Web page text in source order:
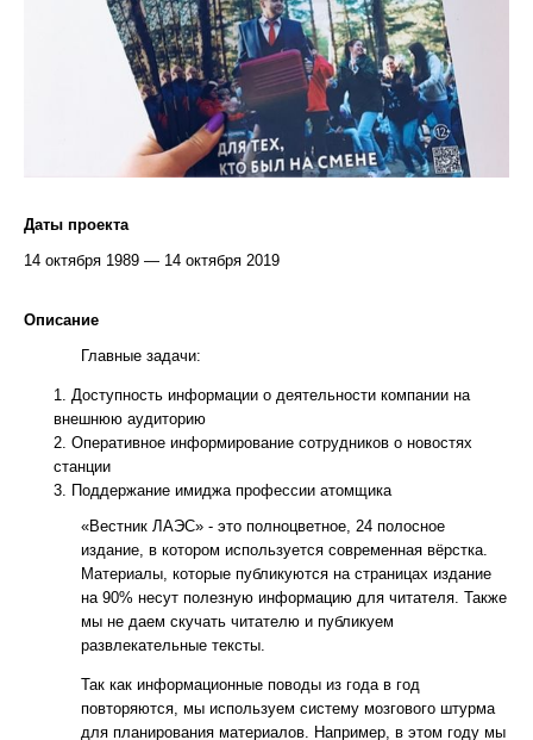
Даты проекта
14 октября 1989 — 14 октября 2019
Описание
Главные задачи:
Доступность информации о деятельности компании на
внешнюю аудиторию
Оперативное информирование сотрудников о новостях
станции
Поддержание имиджа профессии атомщика
«Вестник ЛАЭС» - это полноцветное, 24 полосное
издание, в котором используется современная вёрстка.
Материалы, которые публикуются на страницах издание
на 90% несут полезную информацию для читателя. Также
мы не даем скучать читателю и публикуем
развлекательные тексты.
Так как информационные поводы из года в год
повторяются, мы используем систему мозгового штурма
для планирования материалов. Например, в этом году мы